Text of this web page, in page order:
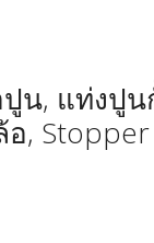
น, แท่งปู
,